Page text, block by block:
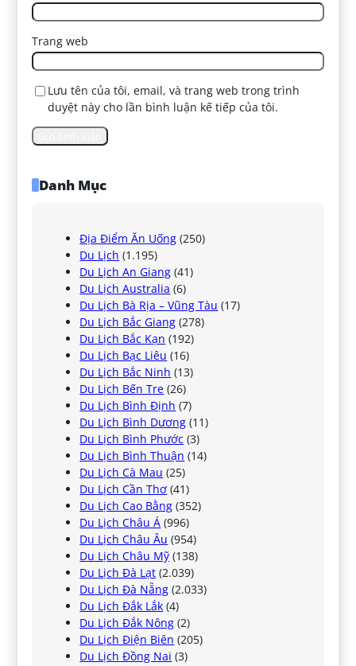
Trang web
Lưu tên của tôi, email, và trang web trong trình
duyệt này cho lần bình luận kế tiếp của tôi.
Danh Mục
Địa Điểm Ăn Uống (250)
Du Lịch (1.195)
Du Lịch An Giang (41)
Du Lịch Australia (6)
Du Lịch Bà Rịa – Vũng Tàu (17)
Du Lịch Bắc Giang (278)
Du Lịch Bắc Kạn (192)
Du Lịch Bạc Liêu (16)
Du Lịch Bắc Ninh (13)
Du Lịch Bến Tre (26)
Du Lịch Bình Định (7)
Du Lịch Bình Dương (11)
Du Lịch Bình Phước (3)
Du Lịch Bình Thuận (14)
Du Lịch Cà Mau (25)
Du Lịch Cần Thơ (41)
Du Lịch Cao Bằng (352)
Du Lịch Châu Á (996)
Du Lịch Châu Âu (954)
Du Lịch Châu Mỹ (138)
Du Lịch Đà Lạt (2.039)
Du Lịch Đà Nẵng (2.033)
Du Lịch Đắk Lắk (4)
Du Lịch Đắk Nông (2)
Du Lịch Điện Biên (205)
Du Lịch Đồng Nai (3)